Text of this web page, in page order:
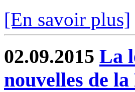
[En savoir plus]
02.09.2015 La
nouvelles de